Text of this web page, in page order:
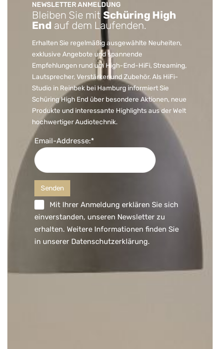
NEWSLETTER ANMELDUNG
Bleiben Sie mit Schüring High
End auf dem Laufenden.
Erhalten Sie regelmäßig ausgewählte Neuheiten,
exklusive Angebote und spannende
Empfehlungen rund um High-End-HiFi, Streaming,
Lautsprecher, Verstärker und Zubehör. Als HiFi-
Studio in Reinbek bei Hamburg informiert Sie
Schüring High End über besondere Aktionen, neue
Produkte und interessante Highlights aus der Welt
hochwertiger Audiotechnik.
Email-Addresse:*
Mit Ihrer Anmeldung erklären Sie sich
einverstanden, unseren Newsletter zu
erhalten. Weitere Informationen finden Sie
in unserer Datenschutzerklärung.